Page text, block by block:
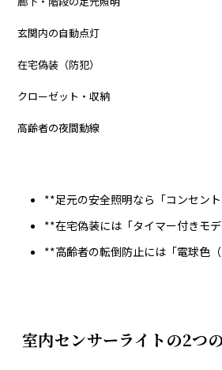
玄関内の自動点灯
在宅偽装（防犯）
クローゼット・収納
高齢者の夜間動線
**足元の安全照明なら「コンセン
**在宅偽装には「タイマー付きモ
**高齢者の転倒防止には「電球色
室内センサーライトの2つ